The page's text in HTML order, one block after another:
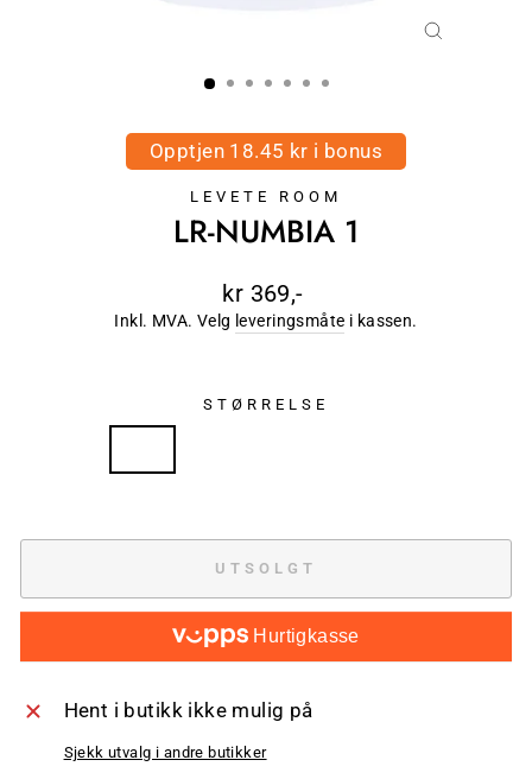
Opptjen 18.45 kr i bonus
LEVETE ROOM
LR-NUMBIA 1
Ordinær
pris
kr 369,-
Inkl. MVA. Velg leveringsmåte i kassen.
STØRRELSE
UTSOLGT
Hurtigkasse
Hent i butikk ikke mulig på
Sjekk utvalg i andre butikker